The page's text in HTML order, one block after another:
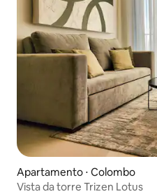
Apartamento ⋅ Colombo
Vista da torre Trizen Lotus